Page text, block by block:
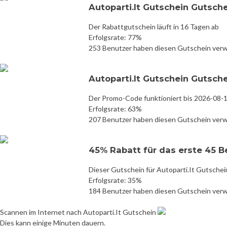
Autoparti.It Gutschein
Der Rabattgutschein läuft in 16 Tagen ab
Erfolgsrate: 77%
253 Benutzer haben diesen Gutschein
Autoparti.It Gutschein
Der Promo-Code funktioniert bis 2026-08-
Erfolgsrate: 63%
207 Benutzer haben diesen Gutschein
45% Rabatt für das erste 45
Dieser Gutschein für Autoparti.It
Erfolgsrate: 35%
184 Benutzer haben diesen Gutschein
Scannen im Internet nach Autoparti.It Gutschein
Dies kann einige Minuten dauern.